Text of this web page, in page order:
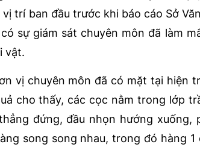
trí ban đầu trước khi báo cáo Sở
sự giám sát chuyên môn đã làm
vật.
vị chuyên môn đã có mặt tại hiện
cho thấy, các cọc nằm trong lớp
đứng, đầu nhọn hướng xuống,
song song nhau, trong đó hàng 1